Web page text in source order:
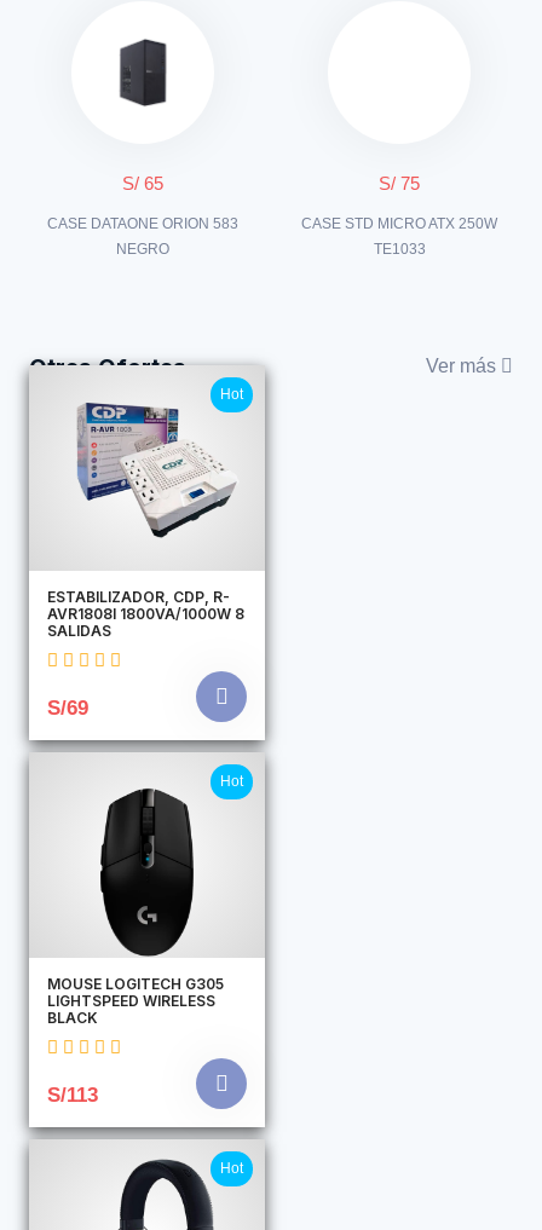
S/ 65
CASE DATAONE ORION 583
NEGRO
S/ 75
CASE STD MICRO ATX 250W
TE1033
Otras Ofertas Ver más
Hot
ESTABILIZADOR, CDP, R-
AVR1808I 1800VA/1000W 8
SALIDAS
S/69
Hot
MOUSE LOGITECH G305
LIGHTSPEED WIRELESS
BLACK
S/113
Hot